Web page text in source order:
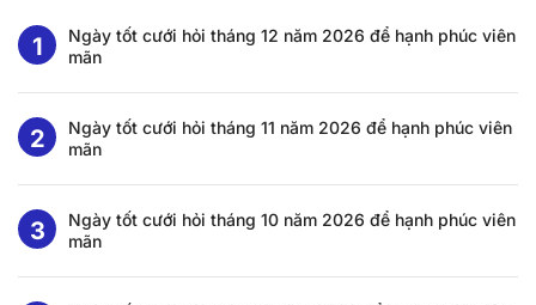
Ngày tốt cưới hỏi tháng 12 năm 2026 để hạnh phúc viên
mãn
Ngày tốt cưới hỏi tháng 11 năm 2026 để hạnh phúc viên
mãn
Ngày tốt cưới hỏi tháng 10 năm 2026 để hạnh phúc viên
mãn